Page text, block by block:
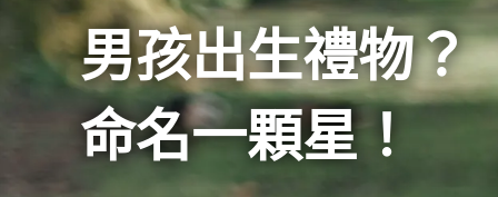
男孩出生禮物？
命名一顆星！